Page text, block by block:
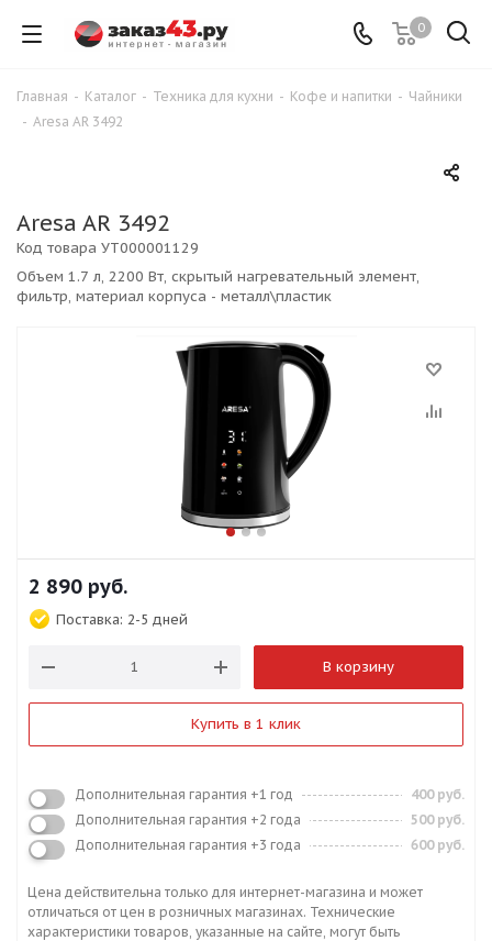
0
Главная - Каталог - Техника для кухни - Кофе и напитки - Чайники
- Aresa AR 3492
Aresa AR 3492
Объем 1.7 л, 2200 Вт, скрытый нагревательный элемент,
фильтр, материал корпуса - металл\пластик
Код товара УТ000001129
2 890 руб.
Поставка: 2-5 дней
В корзину
Купить в 1 клик
Дополнительная гарантия +1 год
400 руб.
Дополнительная гарантия +2 года
500 руб.
Дополнительная гарантия +3 года
600 руб.
Цена действительна только для интернет-магазина и может
отличаться от цен в розничных магазинах. Технические
характеристики товаров, указанные на сайте, могут быть